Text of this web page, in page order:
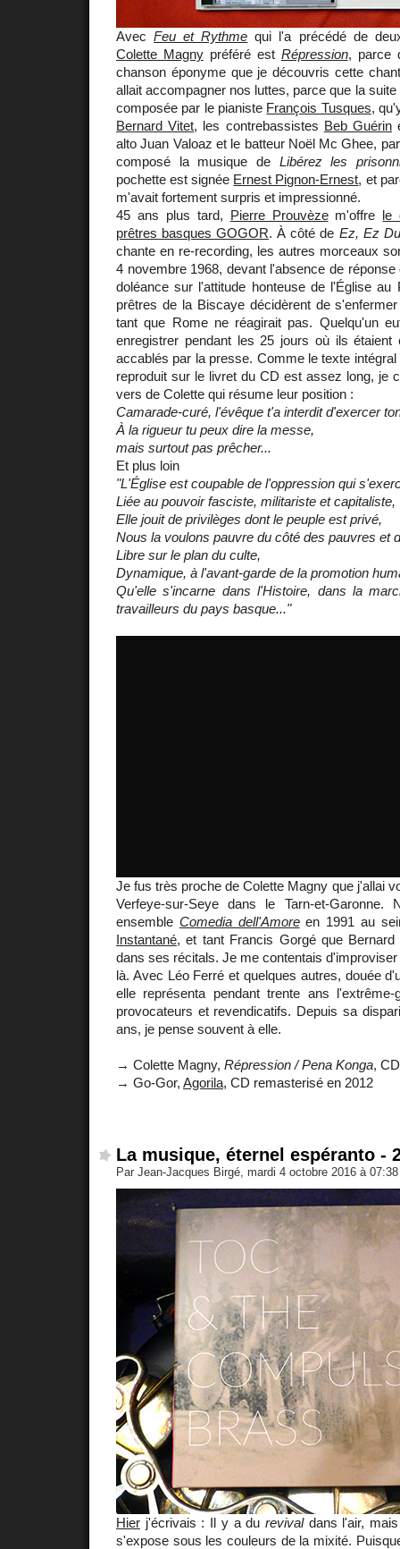
AvecFeu et Rythme qui l'a précédé de
Colette Magnypréféré est Répression, parce
chanson éponyme que je découvris cette
allait accompagner nos luttes, parce que la
composée par le pianiste François Tusques,
Bernard Vitet, les contrebassistes Beb Guérin
alto Juan Valoaz et le batteur Noël Mc Ghee,
composé la musique de Libérez les
pochette est signée Ernest Pignon-Ernest, et
m'avait fortement surpris et impressionné.
45 ans plus tard, Pierre Prouvèzem'offre le
prêtres basques GOGOR. À côté de Ez, Ez
chante en re-recording, les autres morceaux
4 novembre 1968, devant l'absence de
doléance sur l'attitude honteuse de l'Église au
prêtres de la Biscaye décidèrent de
tant que Rome ne réagirait pas. Quelqu'un
enregistrer pendant les 25 jours où ils
accablés par la presse. Comme le texte
reproduit sur le livret du CD est assez long, je
vers de Colette qui résume leur position :
Camarade-curé, l'évêque t'a interdit d'exercer
À la rigueur tu peux dire la messe,
mais surtout pas prêcher...
Et plus loin
"L'Église est coupable de l'oppression qui
Liée au pouvoir fasciste, militariste et capitaliste,
Elle jouit de privilèges dont le peuple est privé,
Nous la voulons pauvre du côté des pauvres et
Libre sur le plan du culte,
Dynamique, à l'avant-garde de la promotion
Qu'elle s'incarne dans l'Histoire, dans la
travailleurs du pays basque..."
Je fus très proche de Colette Magny que j'allai
Verfeye-sur-Seye dans le Tarn-et-Garonne.
ensemble Comedia dell'Amoreen 1991 au
Instantané, et tant Francis Gorgé que Bernard
dans ses récitals. Je me contentais
là. Avec Léo Ferré et quelques autres, douée
elle représenta pendant trente ans
provocateurs et revendicatifs. Depuis sa
ans, je pense souvent à elle.
→ Colette Magny, Répression / Pena Konga,
→ Go-Gor, Agorila, CD remasterisé en 2012
La musique, éternel espéranto -
Par Jean-Jacques Birgé, mardi 4 octobre 2016 à
Hier j'écrivais : Il y a du revivaldans l'air,
s'expose sous les couleurs de la mixité.